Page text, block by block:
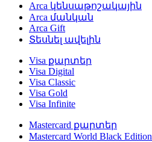
Arca կենսաթոշակային
Arca մանկան
Arca Gift
Տեսնել ավելին
Visa քարտեր
Visa Digital
Visa Classic
Visa Gold
Visa Infinite
Mastercard քարտեր
Mastercard World Black Edition